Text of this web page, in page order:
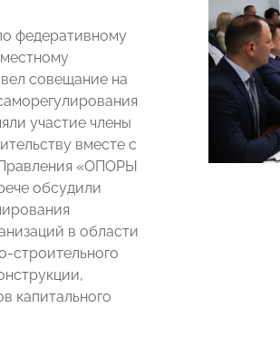
федеративному
совещание на
участие члены
вместе с
«ОПОРЫ
обсудили
в области
строительного
капитального